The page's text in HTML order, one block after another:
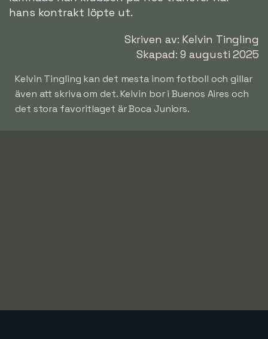
hans kontrakt löpte ut.
Skriven av: Kelvin Tingling
Skapad: 9 augusti 2025
Kelvin Tingling kan det mesta inom fotboll och gillar
även att skriva om det. Kelvin bor i Buenos Aires och
det stora favoritlaget är Boca Juniors.